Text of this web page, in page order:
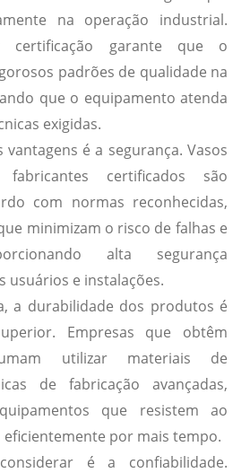
na operação industrial.
certificação garante que o
padrões de qualidade na
que o equipamento atenda
exigidas.
vantagens é a segurança. Vasos
certificados são
com normas reconhecidas,
minimizam o risco de falhas e
alta segurança
usuários e instalações.
a durabilidade dos produtos é
Empresas que obtêm
utilizar materiais de
de fabricação avançadas,
que resistem ao
eficientemente por mais tempo.
é a confiabilidade.